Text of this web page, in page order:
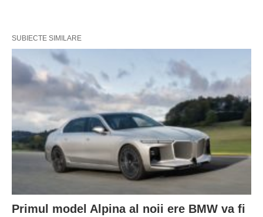
SUBIECTE SIMILARE
Primul model Alpina al noii ere BMW va fi